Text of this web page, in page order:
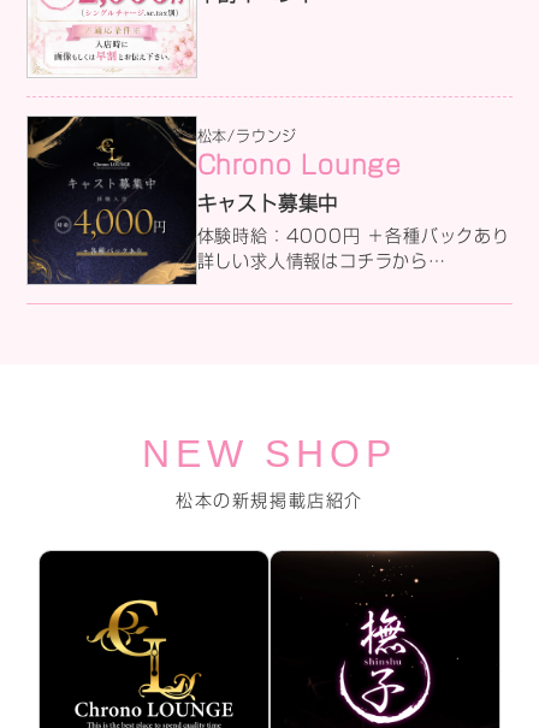
松本/ラウンジ
Chrono Lounge
キャスト募集中
体験時給：4000円 ＋各種バックあり
詳しい求人情報はコチラから
↓↓↓↓↓
NEW SHOP
松本の新規掲載店紹介